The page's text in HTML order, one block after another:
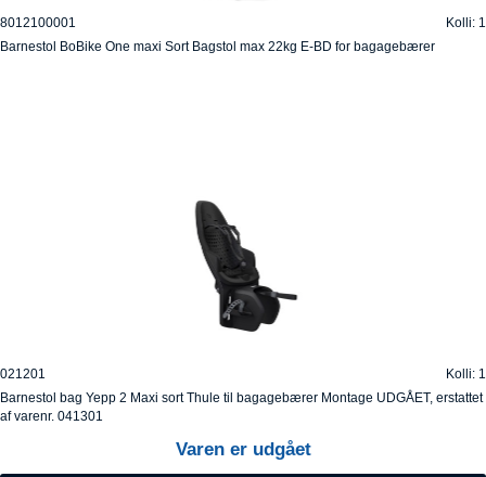
8012100001
Kolli: 1
Barnestol BoBike One maxi Sort Bagstol max 22kg E-BD for bagagebærer
021201
Kolli: 1
Barnestol bag Yepp 2 Maxi sort Thule til bagagebærer Montage UDGÅET, erstattet
af varenr. 041301
Varen er udgået